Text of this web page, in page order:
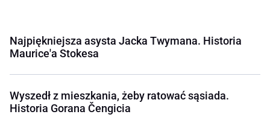
Najpiękniejsza asysta Jacka Twymana. Historia
Maurice'a Stokesa
Wyszedł z mieszkania, żeby ratować sąsiada.
Historia Gorana Čengicia